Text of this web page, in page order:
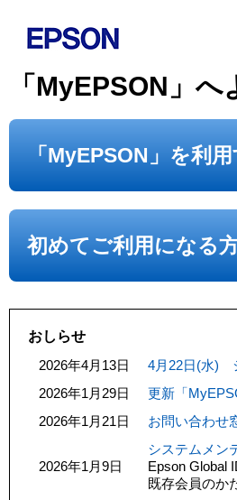
「MyEPSON」へ
「MyEPSON」を利
初めてご利用になる
おしらせ
2026年4月13日
4月22日(水)
2026年1月29日
更新「
2026年1月21日
お問い合わせ
2026年1月9日
システムメン
Epson Global
既存会員のか